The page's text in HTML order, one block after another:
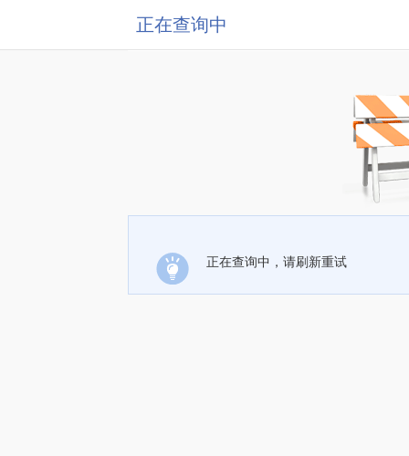
正在查询中
正在查询中，请刷新重试